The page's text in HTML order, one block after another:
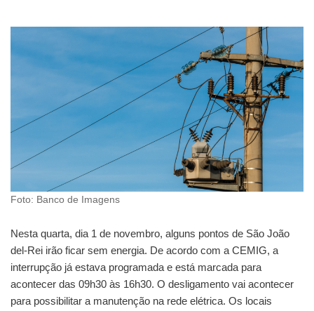
Foto: Banco de Imagens
Nesta quarta, dia 1 de novembro, alguns pontos de São João
del-Rei irão ficar sem energia. De acordo com a CEMIG, a
interrupção já estava programada e está marcada para
acontecer das 09h30 às 16h30. O desligamento vai acontecer
para possibilitar a manutenção na rede elétrica. Os locais